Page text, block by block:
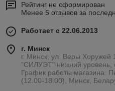
Рейтинг не сформирован
Менее 5 отзывов за
Работает с 22.06.2013
г. Минск
г. Минск, ул. Веры Хоружей
"СИЛУЭТ" нижний уровень,
График работы магазина:
(12.00-18.00), Минск,